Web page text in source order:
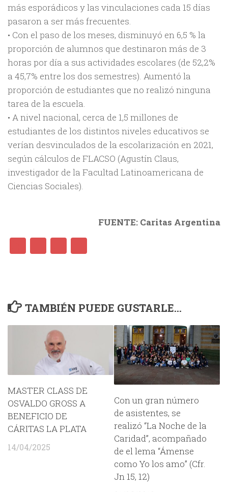
más esporádicos y las vinculaciones cada 15 días
pasaron a ser más frecuentes.
• Con el paso de los meses, disminuyó en 6,5 % la
proporción de alumnos que destinaron más de 3
horas por día a sus actividades escolares (de 52,2%
a 45,7% entre los dos semestres). Aumentó la
proporción de estudiantes que no realizó ninguna
tarea de la escuela.
• A nivel nacional, cerca de 1,5 millones de
estudiantes de los distintos niveles educativos se
verían desvinculados de la escolarización en 2021,
según cálculos de FLACSO (Agustín Claus,
investigador de la Facultad Latinoamericana de
Ciencias Sociales).
FUENTE: Caritas Argentina
Facebook
TwitterWhatsApp
TAMBIÉN PUEDE GUSTARLE...
MASTER CLASS DE
OSVALDO GROSS A
BENEFICIO DE
CÁRITAS LA PLATA
14/04/2025
Con un gran número
de asistentes, se
realizó “La Noche de la
Caridad”, acompañado
de el lema “Ámense
como Yo los amo” (Cfr.
Jn 15, 12)